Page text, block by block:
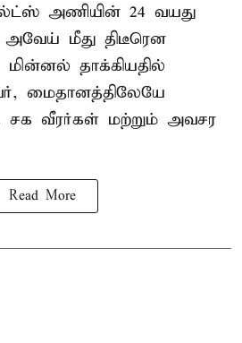
அணியின் 24 வயது
மீது திடீரென
மின்னல் தாக்கியதில்
மைதானத்திலேயே
சக வீரர்கள் மற்றும் அவசர
Read More